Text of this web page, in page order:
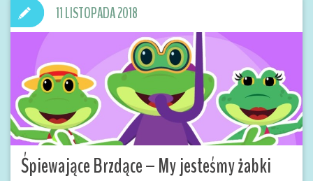
Śpiewające Brzdące – My jesteśmy żabki
11 LISTOPADA 2018